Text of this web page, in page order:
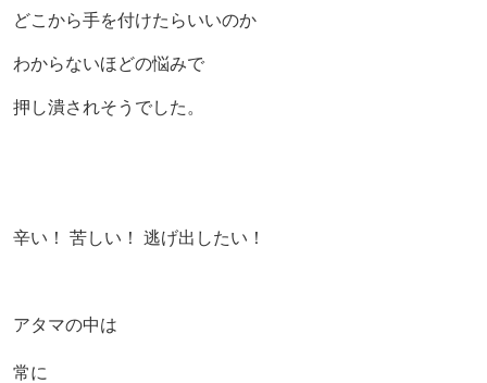
どこから手を付けたらいいのか
わからないほどの悩みで
押し潰されそうでした。
辛い！ 苦しい！ 逃げ出したい！
アタマの中は
常に